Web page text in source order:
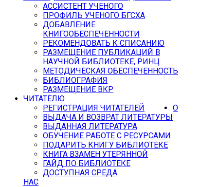
АССИСТЕНТ УЧЕНОГО
ПРОФИЛЬ УЧЕНОГО БГСХА
ДОБАВЛЕНИЕ
КНИГООБЕСПЕЧЕННОСТИ
РЕКОМЕНДОВАТЬ К СПИСАНИЮ
РАЗМЕЩЕНИЕ ПУБЛИКАЦИЙ В
НАУЧНОЙ БИБЛИОТЕКЕ, РИНЦ
МЕТОДИЧЕСКАЯ ОБЕСПЕЧЕННОСТЬ
БИБЛИОГРАФИЯ
РАЗМЕЩЕНИЕ ВКР
ЧИТАТЕЛЮ
РЕГИСТРАЦИЯ ЧИТАТЕЛЕЙ
ВЫДАЧА И ВОЗВРАТ ЛИТЕРАТУРЫ
ВЫДАННАЯ ЛИТЕРАТУРА
ОБУЧЕНИЕ РАБОТЕ С РЕСУРСАМИ
ПОДАРИТЬ КНИГУ БИБЛИОТЕКЕ
КНИГА ВЗАМЕН УТЕРЯННОЙ
ГАЙД ПО БИБЛИОТЕКЕ
ДОСТУПНАЯ СРЕДА
О
НАС